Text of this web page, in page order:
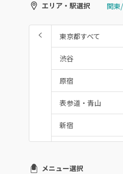
エリア・駅選択
東京都すべて
渋谷
原宿
表参道・青山
新宿
銀座・新橋・有楽町
メニュー選択